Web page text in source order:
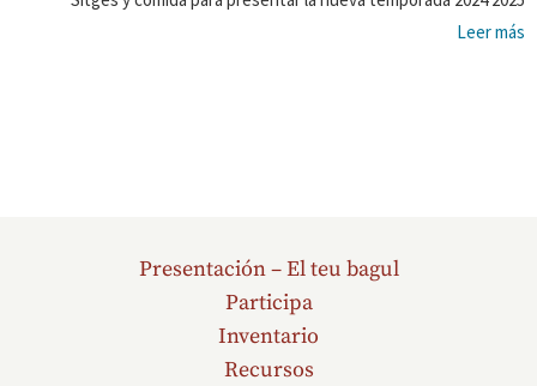
Leer más
Presentación – El teu bagul
Participa
Inventario
Recursos